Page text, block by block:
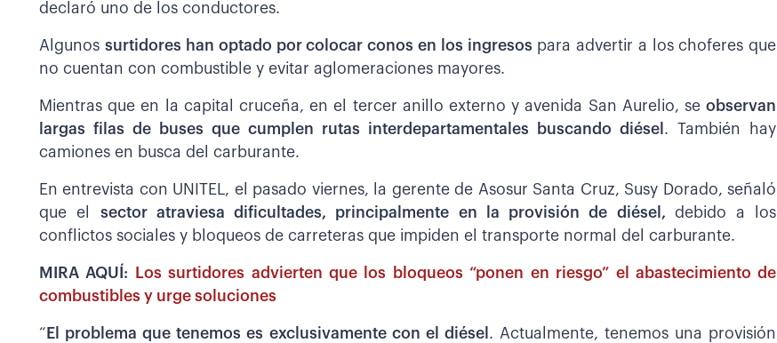
declaró uno de los conductores.
Algunos surtidores han optado por colocar conos en los ingresos para advertir a los choferes que
no cuentan con combustible y evitar aglomeraciones mayores.
Mientras que en la capital cruceña, en el tercer anillo externo y avenida San Aurelio, seobservan
largas filas de buses que cumplen rutas interdepartamentales buscando diésel . También hay
camiones en busca del carburante.
En entrevista con UNITEL, el pasado viernes, la gerente de Asosur Santa Cruz, Susy Dorado, señaló
que el sector atraviesa dificultades, principalmente en la provisión de diésel, debido a los
conflictos sociales y bloqueos de carreteras que impiden el transporte normal del carburante.
MIRA AQUÍ:
Los surtidores advierten que los bloqueos “ponen en riesgo” el abastecimiento de
combustibles y urge soluciones
“ El problema que tenemos es exclusivamente con el diésel . Actualmente, tenemos una provisión